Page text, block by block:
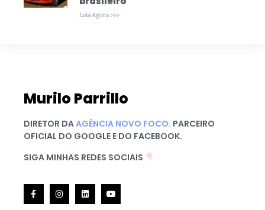
Leia Agora >>>
Murilo Parrillo
DIRETOR DAAGÊNCIA NOVO FOCO. PARCEIRO
OFICIAL DO GOOGLE E DO FACEBOOK.
SIGA MINHAS REDES SOCIAIS